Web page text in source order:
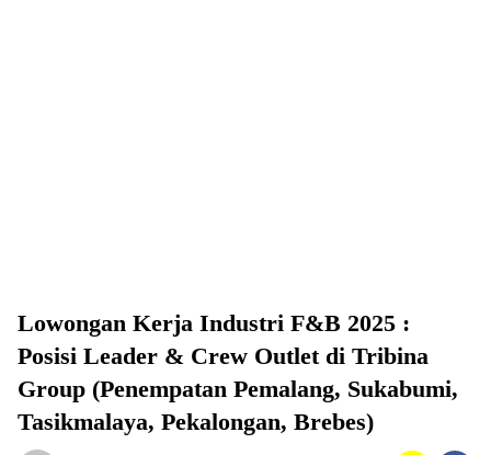
Lowongan Kerja Industri F&B 2025 :
Posisi Leader & Crew Outlet di Tribina
Group (Penempatan Pemalang, Sukabumi,
Tasikmalaya, Pekalongan, Brebes)